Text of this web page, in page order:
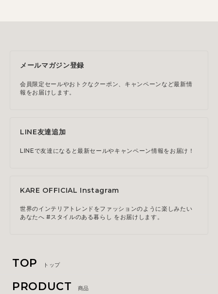
メールマガジン登録
会員限定セールやおトクなクーポン、キャンペーンなど最新情
報をお届けします。
LINE友達追加
LINEで友達になると最新セールやキャンペーン情報をお届け！
KARE OFFICIAL Instagram
世界のインテリアトレンドをファッションのように楽しみたい
あなたへ #スタイルのある暮らし をお届けします。
TOP トップ
PRODUCT 商品